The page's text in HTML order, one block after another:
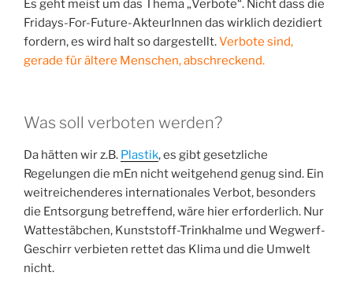
Es geht meist um das Thema „Verbote“. Nicht dass die
Fridays-For-Future-AkteurInnen das wirklich dezidiert
fordern, es wird halt so dargestellt.Verbote sind,
gerade für ältere Menschen, abschreckend.
Was soll verboten werden?
Da hätten wir z.B. Plastik, es gibt gesetzliche
Regelungen die mEn nicht weitgehend genug sind. Ein
weitreichenderes internationales Verbot, besonders
die Entsorgung betreffend, wäre hier erforderlich. Nur
Wattestäbchen, Kunststoff-Trinkhalme und Wegwerf-
Geschirr verbieten rettet das Klima und die Umwelt
nicht.